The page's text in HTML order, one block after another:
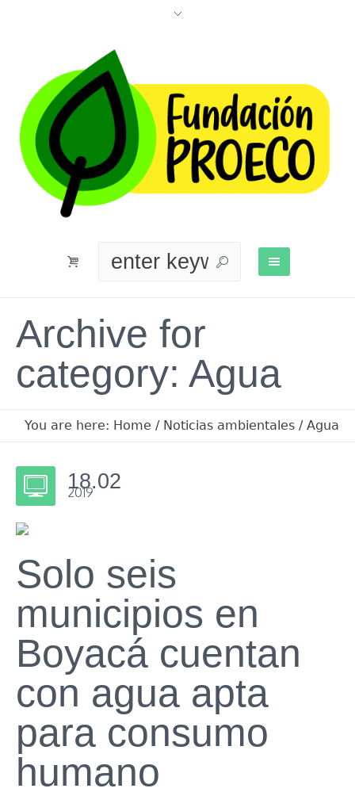
Archive for
category: Agua
You are here: Home / Noticias ambientales / Agua
18.02
2019
Solo seis
municipios en
Boyacá cuentan
con agua apta
para consumo
humano